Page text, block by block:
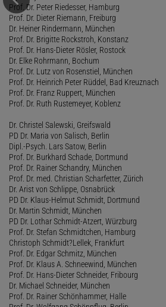
Prof. Dr. Peter Riedesser, Hamburg
Prof. Dr. Dieter Riemann, Freiburg
Dr. Heiner Rindermann, München
Prof. Dr. Brigitte Rockstroh, Konstanz
Prof. Dr. Hans-Dieter Rösler, Rostock
Dr. Elke Rohrmann, Bochum
Prof. Dr. Lutz von Rosenstiel, München
Prof. Dr. Heinrich Peter Rüddel, Bad Kreuznach
Prof. Dr. Franz Ruppert, München
Prof. Dr. Ruth Rustemeyer, Koblenz
Dr. Christel Salewski, Greifswald
PD Dr. Maria von Salisch, Berlin
Dipl.-Psych. Lars Satow, Berlin
Prof. Dr. Burkhard Schade, Dortmund
Prof. Dr. Rainer Schandry, München
Prof. Dr. med. Christian Scharfetter, Zürich
Dr. Arist von Schlippe, Osnabrück
PD Dr. Klaus-Helmut Schmidt, Dortmund
Dr. Martin Schmidt, München
PD Dr. Lothar Schmidt-Atzert, Würzburg
Prof. Dr. Stefan Schmidtchen, Hamburg
Christoph Schmidt?Lellek, Frankfurt
Prof. Dr. Edgar Schmitz, München
Prof. Dr. Klaus A. Schneewind, München
Prof. Dr. Hans-Dieter Schneider, Fribourg
Dr. Michael Schneider, München
Prof. Dr. Rainer Schönhammer, Halle